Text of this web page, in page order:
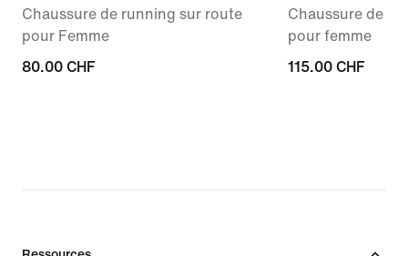
Chaussure de running sur route
pour Femme
80.00 CHF
80.00 CHF
Chaussure de
pour femme
115.00 CHF
115.00 CHF